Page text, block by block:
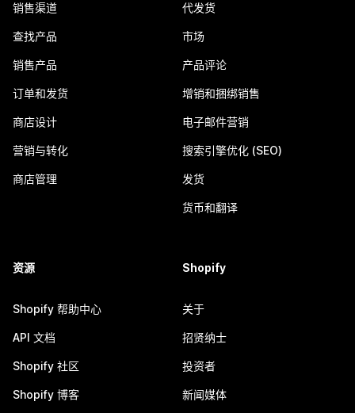
销售渠道
查找产品
销售产品
订单和发货
商店设计
营销与转化
商店管理
代发货
市场
产品评论
增销和捆绑销售
电子邮件营销
搜索引擎优化 (SEO)
发货
货币和翻译
资源
Shopify 帮助中心
API 文档
Shopify 社区
Shopify 博客
Shopify
关于
招贤纳士
投资者
新闻媒体